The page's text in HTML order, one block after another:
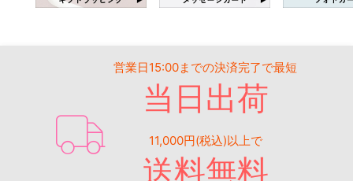
営業日15:00までの決済完了で最短
当日出荷
11,000円(税込)以上で
送料無料